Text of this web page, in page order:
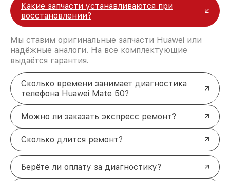
Какие запчасти устанавливаются при
восстановлении?
Мы ставим оригинальные запчасти Huawei или
надёжные аналоги. На все комплектующие
выдаётся гарантия.
Сколько времени занимает диагностика
телефона Huawei Mate 50?
Можно ли заказать экспресс ремонт?
Сколько длится ремонт?
Берёте ли оплату за диагностику?